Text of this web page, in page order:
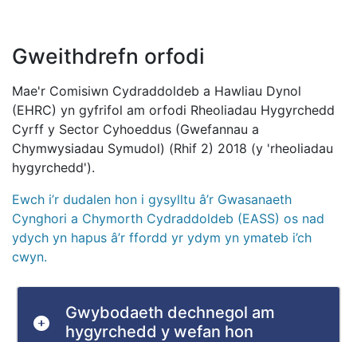
Gweithdrefn orfodi
Mae'r Comisiwn Cydraddoldeb a Hawliau Dynol
(EHRC) yn gyfrifol am orfodi Rheoliadau Hygyrchedd
Cyrff y Sector Cyhoeddus (Gwefannau a
Chymwysiadau Symudol) (Rhif 2) 2018 (y 'rheoliadau
hygyrchedd').
Ewch i’r dudalen hon i gysylltu â’r Gwasanaeth
Cynghori a Chymorth Cydraddoldeb (EASS) os nad
ydych yn hapus â’r ffordd yr ydym yn ymateb i’ch
cwyn.
Gwybodaeth dechnegol am
hygyrchedd y wefan hon